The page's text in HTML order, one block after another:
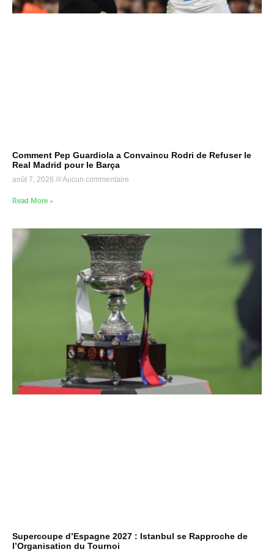
Comment Pep Guardiola a Convaincu Rodri de Refuser le
Real Madrid pour le Barça
août 7, 2026 Aucun commentaire
Read More »
Supercoupe d’Espagne 2027 : Istanbul se Rapproche de
l’Organisation du Tournoi